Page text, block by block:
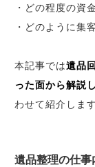
・どの程度の資
・どのように集
本記事では遺品
った面から解説
わせて紹介しま
遺品整理の仕事